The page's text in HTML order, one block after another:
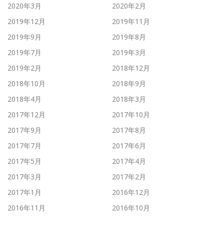
2020年3月
2020年2月
2019年12月
2019年11月
2019年9月
2019年8月
2019年7月
2019年3月
2019年2月
2018年12月
2018年10月
2018年9月
2018年4月
2018年3月
2017年12月
2017年10月
2017年9月
2017年8月
2017年7月
2017年6月
2017年5月
2017年4月
2017年3月
2017年2月
2017年1月
2016年12月
2016年11月
2016年10月